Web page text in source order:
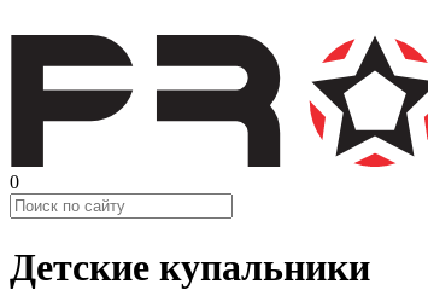
0
Детские купальники